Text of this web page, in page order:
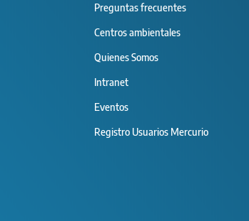
Preguntas frecuentes
Centros ambientales
Quienes Somos
Intranet
Eventos
Registro Usuarios Mercurio